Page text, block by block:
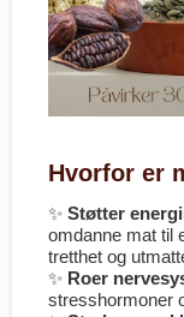
Hvorfor er
✨ Støtter
omdanne mat til
tretthet og
✨ Roer
stresshormoner